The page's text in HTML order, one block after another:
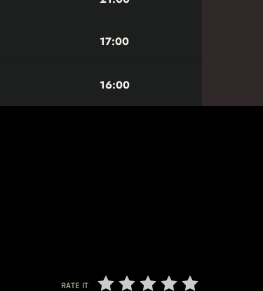
17:00
16:00
RATE IT